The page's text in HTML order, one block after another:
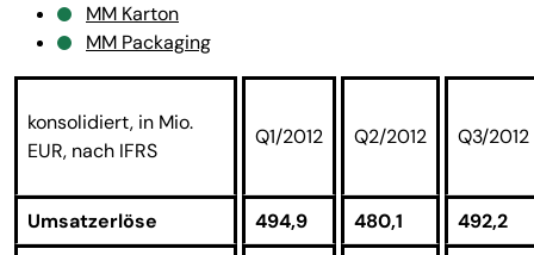
MM Karton
MM Packaging
konsolidiert, in Mio.
EUR, nach IFRS
Q1/2012 Q2/2012 Q3/2012
Umsatzerlöse 494,9 480,1
492,2